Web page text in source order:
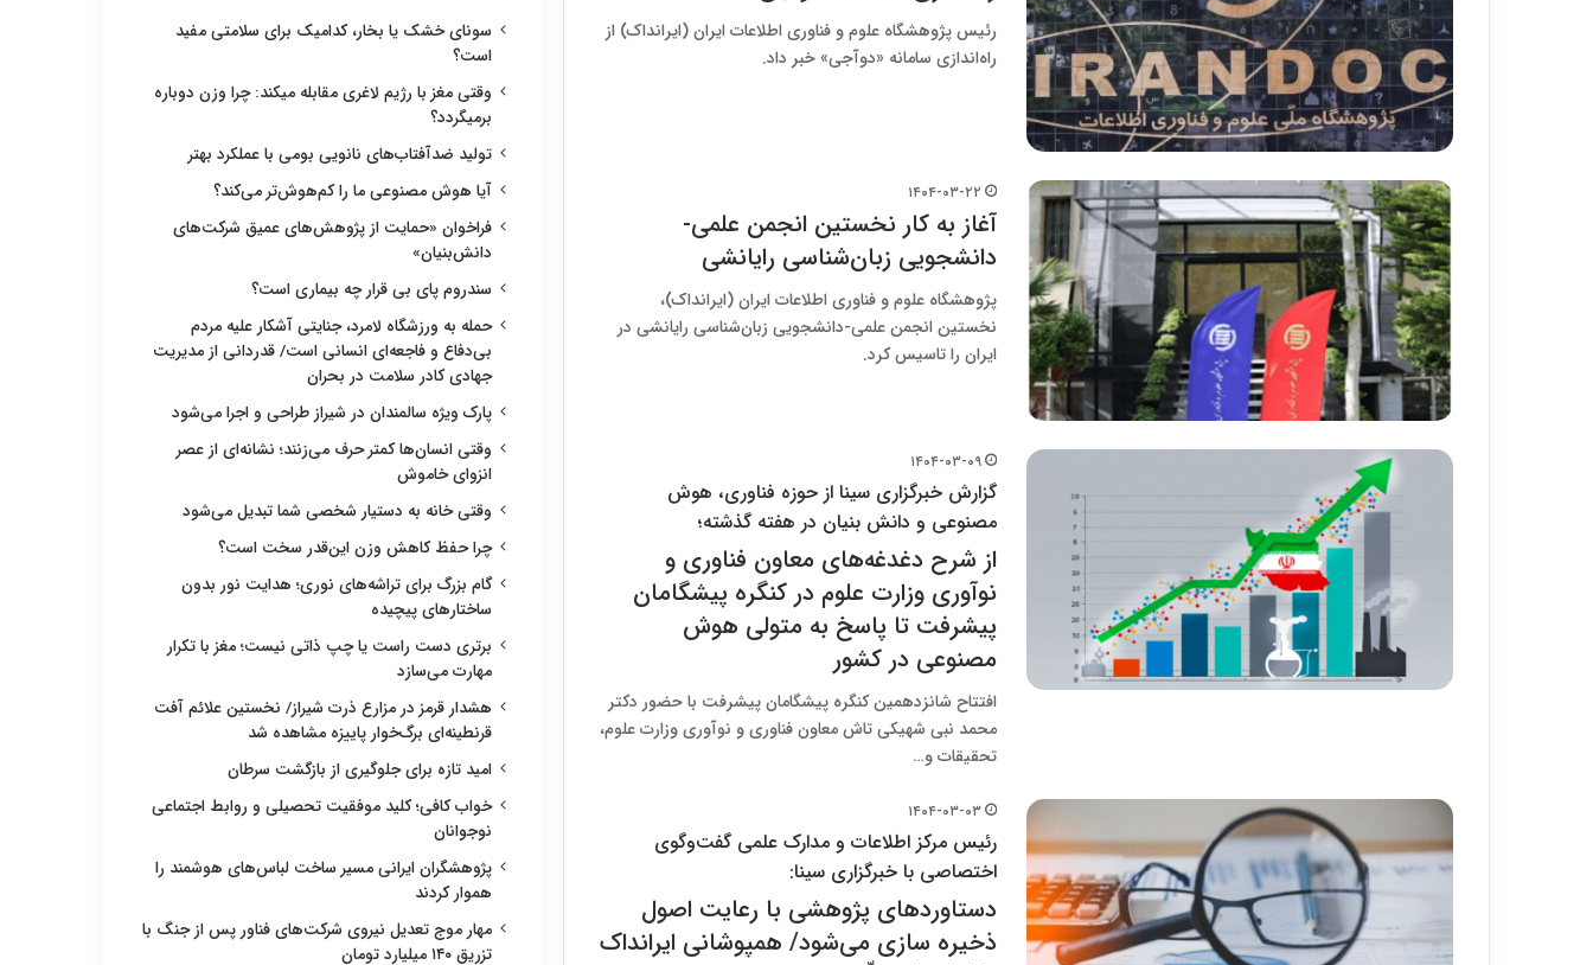
رئیس پژوهشگاه علوم و فناوری اطلاعات ایران (ایرانداک) از
راه‌اندازی سامانه «دوآجی» خبر داد.
۱۴۰۴-۰۳-۲۲
آغاز به کار نخستین انجمن علمی-
دانشجویی زبان‌شناسی رایانشی
پژوهشگاه علوم و فناوری اطلاعات ایران (ایرانداک)،
نخستین انجمن علمی-دانشجویی زبان‌شناسی رایانشی در
ایران را تاسیس کرد.
۱۴۰۴-۰۳-۰۹
گزارش خبرگزاری سینا از حوزه فناوری، هوش
مصنوعی و دانش بنیان در هفته گذشته؛
از شرح دغدغه‌های معاون فناوری و
نوآوری وزارت علوم در کنگره پیشگامان
پیشرفت تا پاسخ به متولی هوش
مصنوعی در کشور
افتتاح شانزدهمین کنگره پیشگامان پیشرفت با حضور دکتر
محمد نبی شهیکی تاش معاون فناوری و نوآوری وزارت علوم،
تحقیقات و…
۱۴۰۴-۰۳-۰۳
رئیس مرکز اطلاعات و مدارک علمی گفت‌و‌گوی
اختصاصی با خبرگزاری سینا:
دستاوردهای پژوهشی با رعایت اصول
ذخیره سازی می‌شود/ همپوشانی ایرانداک
سونای خشک یا بخار، کدامیک برای سلامتی مفید
است؟
وقتی مغز با رژیم لاغری مقابله میکند: چرا وزن دوباره
برمیگردد؟
تولید ضدآفتاب‌های نانویی بومی با عملکرد بهتر
آیا هوش مصنوعی ما را کم‌هوش‌تر می‌کند؟
فراخوان «حمایت از پژوهش‌های عمیق شرکت‌های
دانش‌بنیان»
سندروم پای بی قرار چه بیماری است؟
حمله به ورزشگاه لامرد، جنایتی آشکار علیه مردم
بی‌دفاع و فاجعه‌ای انسانی است/ قدردانی از مدیریت
جهادی کادر سلامت در بحران
پارک ویژه سالمندان در شیراز طراحی و اجرا می‌شود
وقتی انسان‌ها کمتر حرف می‌زنند؛ نشانه‌ای از عصر
انزوای خاموش
وقتی خانه به دستیار شخصی شما تبدیل می‌شود
چرا حفظ کاهش وزن این‌قدر سخت است؟
گام بزرگ برای تراشه‌های نوری؛ هدایت نور بدون
ساختارهای پیچیده
برتری دست راست یا چپ ذاتی نیست؛ مغز با تکرار
مهارت می‌سازد
هشدار قرمز در مزارع ذرت شیراز/ نخستین علائم آفت
قرنطینه‌ای برگ‌خوار پاییزه مشاهده شد
امید تازه برای جلوگیری از بازگشت سرطان
خواب کافی؛ کلید موفقیت تحصیلی و روابط اجتماعی
نوجوانان
پژوهشگران ایرانی مسیر ساخت لباس‌های هوشمند را
هموار کردند
مهار موج تعدیل نیروی شرکت‌های فناور پس از جنگ با
تزریق ۱۴۰ میلیارد تومان